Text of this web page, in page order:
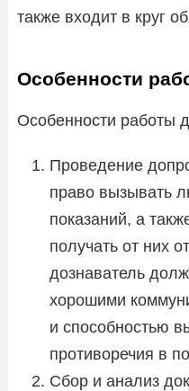
также входит в круг
Особенности
Особенности работы
Проведение
право вызывать
показаний, а
получать от них
дознаватель
хорошими
и способностью
противоречия в
Сбор и анализ